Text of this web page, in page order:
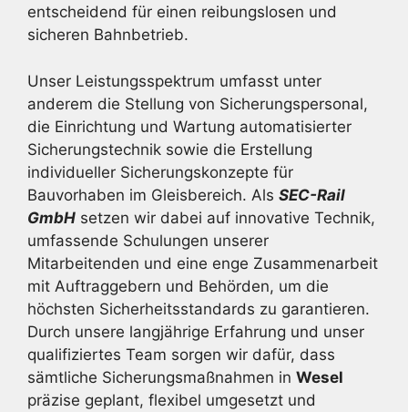
entscheidend für einen reibungslosen und
sicheren Bahnbetrieb.
Unser Leistungsspektrum umfasst unter
anderem die Stellung von Sicherungspersonal,
die Einrichtung und Wartung automatisierter
Sicherungstechnik sowie die Erstellung
individueller Sicherungskonzepte für
Bauvorhaben im Gleisbereich. Als SEC-Rail
GmbH setzen wir dabei auf innovative Technik,
umfassende Schulungen unserer
Mitarbeitenden und eine enge Zusammenarbeit
mit Auftraggebern und Behörden, um die
höchsten Sicherheitsstandards zu garantieren.
Durch unsere langjährige Erfahrung und unser
qualifiziertes Team sorgen wir dafür, dass
sämtliche Sicherungsmaßnahmen in Wesel
präzise geplant, flexibel umgesetzt und